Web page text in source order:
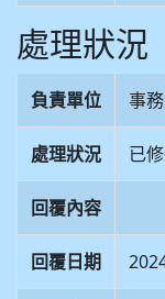
處理狀況
負責單位 事
處理狀況 已
回覆內容
回覆日期